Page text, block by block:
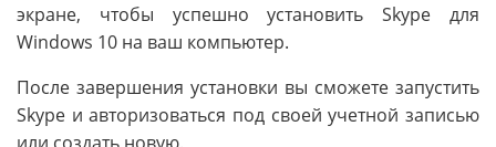
экране, чтобы успешно установить Skype для
Windows 10 на ваш компьютер.
После завершения установки вы сможете запустить
Skype и авторизоваться под своей учетной записью